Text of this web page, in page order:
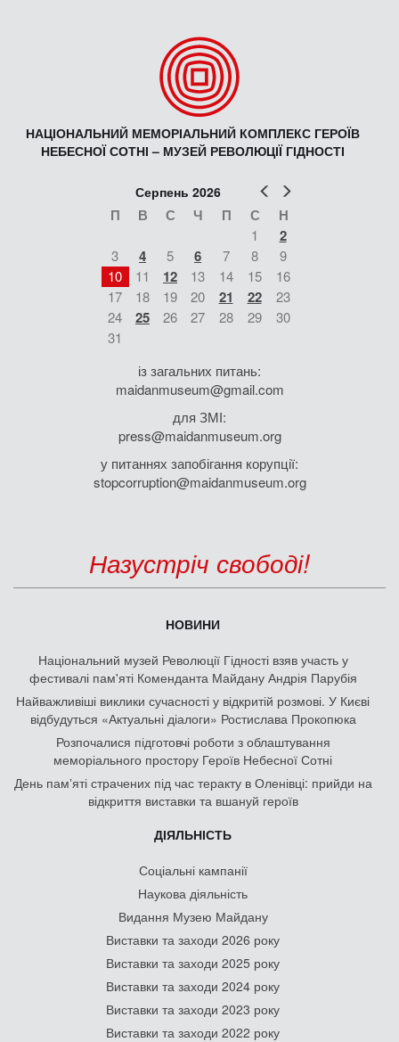
НАЦІОНАЛЬНИЙ МЕМОРІАЛЬНИЙ КОМПЛЕКС ГЕРОЇВ
НЕБЕСНОЇ СОТНІ – МУЗЕЙ РЕВОЛЮЦІЇ ГІДНОСТІ
Попер
Серпень 2026
П В С Ч П С Н
1 2
3 4 5 6 7 8
9
10
11 12 13 14 15
16
17
18 19 20 21 22
23
24
25 26 27 28 29
30
31
із загальних питань:
maidanmuseum@gmail.com
для ЗМІ:
press@maidanmuseum.org
у питаннях запобігання корупції:
stopcorruption@maidanmuseum.org
Назустріч свободі!
НОВИНИ
Національний музей Революції Гідності взяв участь у
фестивалі пам'яті Коменданта Майдану Андрія Парубія
Найважливіші виклики сучасності у відкритій розмові. У Києві
відбудуться «Актуальні діалоги» Ростислава Прокопюка
Розпочалися підготовчі роботи з облаштування
меморіального простору Героїв Небесної Сотні
День памʼяті страчених під час теракту в Оленівці: прийди на
відкриття виставки та вшануй героїв
ДІЯЛЬНІСТЬ
Соціальні кампанії
Наукова діяльність
Видання Музею Майдану
Виставки та заходи 2026 року
Виставки та заходи 2025 року
Виставки та заходи 2024 року
Виставки та заходи 2023 року
Виставки та заходи 2022 року